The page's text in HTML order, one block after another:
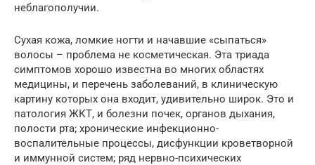
неблагополучии.
Сухая кожа, ломкие ногти и начавшие «сыпаться»
волосы – проблема не косметическая. Эта триада
симптомов хорошо известна во многих областях
медицины, и перечень заболеваний, в клиническую
картину которых она входит, удивительно широк. Это и
патология ЖКТ, и болезни почек, органов дыхания,
полости рта; хронические инфекционно-
воспалительные процессы, дисфункции кроветворной
и иммунной систем; ряд нервно-психических